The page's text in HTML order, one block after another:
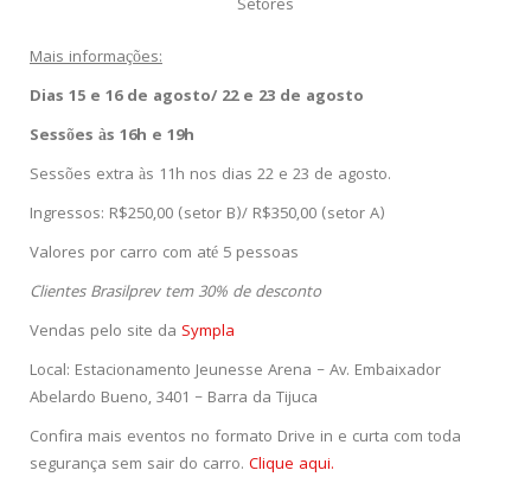
Setores
Mais informações:
Dias 15 e 16 de agosto/ 22 e 23 de agosto
Sessões às 16h e 19h
Sessões extra às 11h nos dias 22 e 23 de agosto.
Ingressos: R$250,00 (setor B)/ R$350,00 (setor A)
Valores por carro com até 5 pessoas
Clientes Brasilprev tem 30% de desconto
Vendas pelo site da Sympla
Local: Estacionamento Jeunesse Arena –Av. Embaixador
Abelardo Bueno, 3401 – Barra da Tijuca
Confira mais eventos no formato Drive in e curta com toda
segurança sem sair do carro. Clique aqui.